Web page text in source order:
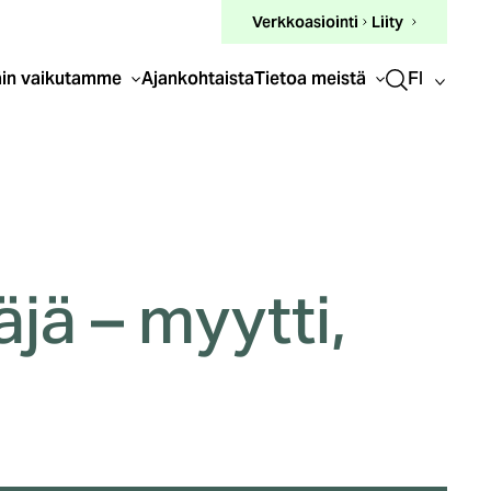
Verkkoasiointi (ulkoinen
linkki)
Liity
vaikutamme AjankohtaistaTietoa meistä FI
– myytti,